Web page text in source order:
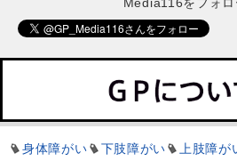
Media116をフォロ
身体障がい 下肢障がい 上肢障が